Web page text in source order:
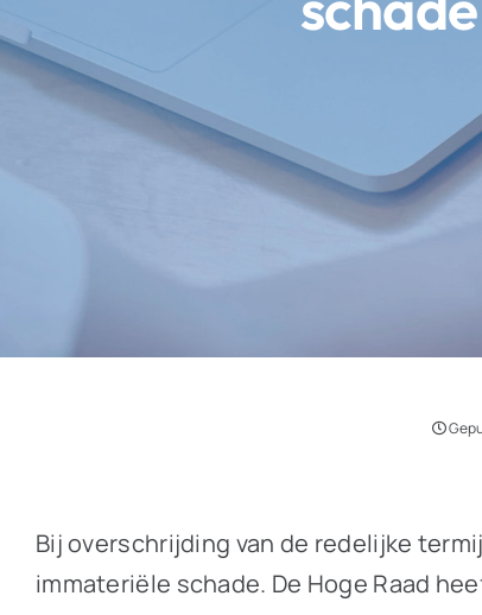
Bij overschrijding van de redelijke
immateriële schade. De Hoge Raad